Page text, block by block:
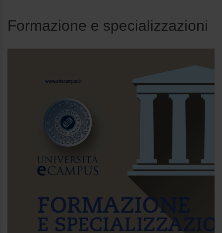
Formazione e specializzazioni